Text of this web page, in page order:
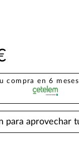
compra en 6
para aprovechar